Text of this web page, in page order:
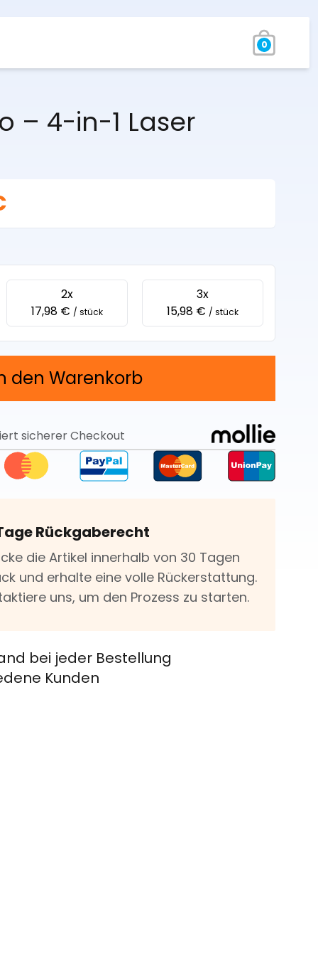
0
– 4-in-1 Laser
2x
17,98 € / stück
3x
15,98 € / stück
den Warenkorb
sicherer Checkout
Rückgaberecht
die Artikel innerhalb von 30 Tagen
und erhalte eine volle Rückerstattung.
uns, um den Prozess zu starten.
bei jeder Bestellung
Kunden